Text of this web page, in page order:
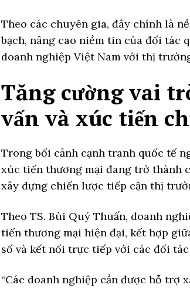
Theo các chuyên gia, đây chính là
bạch, nâng cao niềm tin của đối tác
doanh nghiệp Việt Nam với thị
Tăng cường vai
vấn và xúc tiến
Trong bối cảnh cạnh tranh quốc tế
xúc tiến thương mại đang trở thành
xây dựng chiến lược tiếp cận thị
Theo TS. Bùi Quý Thuấn, doanh
tiến thương mại hiện đại, kết hợp
số và kết nối trực tiếp với các đối
“Các doanh nghiệp cần được hỗ trợ